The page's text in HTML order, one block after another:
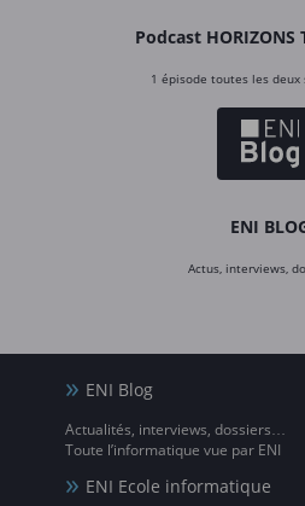
Podcast HORIZONS
1 épisode toutes les deux
ENI
Actus, interviews,
ENI Blog
Actualités, interviews, dossiers…
Toute l’informatique vue par ENI
ENI Ecole informatique